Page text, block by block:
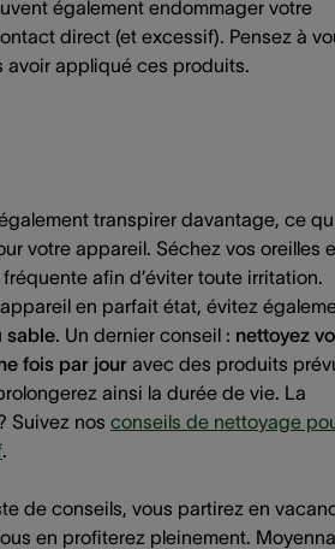
également endommager votre
direct (et excessif). Pensez à
avoir appliqué ces produits.
transpirer davantage, ce
votre appareil. Séchez vos oreilles
fréquente afin d’éviter toute irritation.
en parfait état, évitez
sable. Un dernier conseil : nettoyez
fois par jour avec des produits
ainsi la durée de vie. La
Suivez nos conseils de nettoyage
.
de conseils, vous partirez en
en profiterez pleinement.